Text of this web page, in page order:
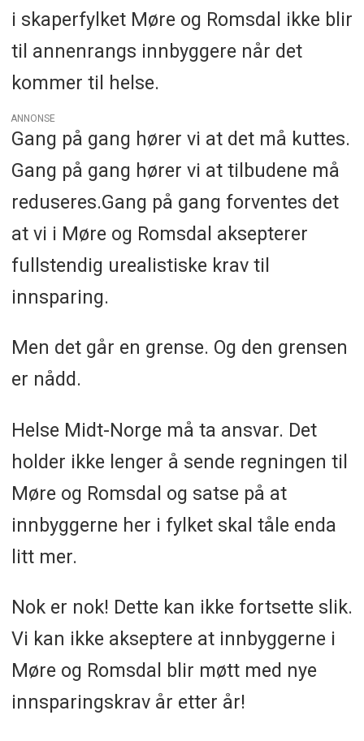
i skaperfylket Møre og Romsdal ikke blir
til annenrangs innbyggere når det
kommer til helse.
ANNONSE
Gang på gang hører vi at det må kuttes.
Gang på gang hører vi at tilbudene må
reduseres.Gang på gang forventes det
at vi i Møre og Romsdal aksepterer
fullstendig urealistiske krav til
innsparing.
Men det går en grense. Og den grensen
er nådd.
Helse Midt-Norge må ta ansvar. Det
holder ikke lenger å sende regningen til
Møre og Romsdal og satse på at
innbyggerne her i fylket skal tåle enda
litt mer.
Nok er nok! Dette kan ikke fortsette slik.
Vi kan ikke akseptere at innbyggerne i
Møre og Romsdal blir møtt med nye
innsparingskrav år etter år!